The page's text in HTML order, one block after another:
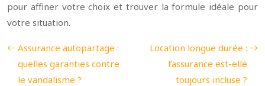
pour affiner votre choix et trouver la formule idéale pour
votre situation.
Assurance autopartage :
quelles garanties contre
le vandalisme ?
Location longue durée :
l’assurance est-elle
toujours incluse ?